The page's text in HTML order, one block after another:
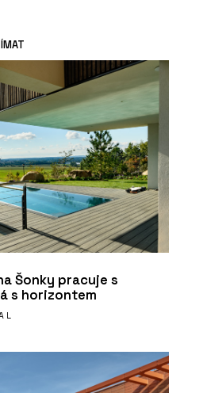
Šonky pracuje s
s horizontem